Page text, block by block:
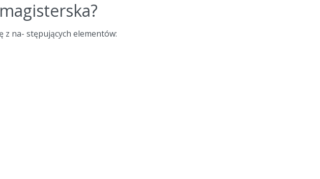
z na- stępujących elementów: